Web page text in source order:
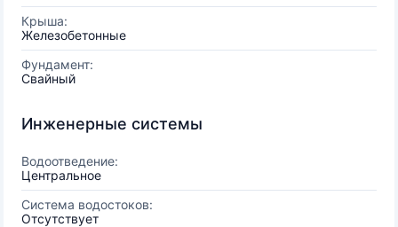
Крыша:
Железобетонные
Фундамент:
Свайный
Инженерные системы
Водоотведение:
Центральное
Система водостоков:
Отсутствует